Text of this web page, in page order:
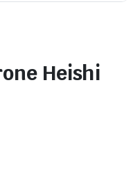
Heishi